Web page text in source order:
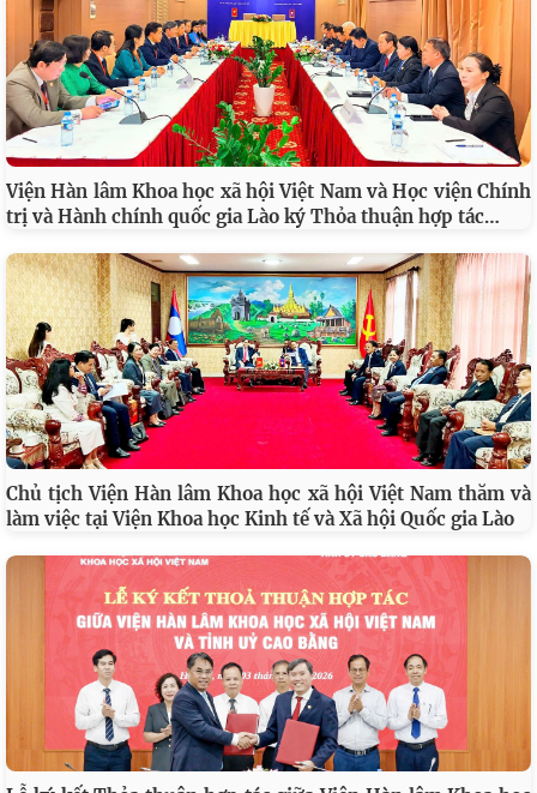
Viện Hàn lâm Khoa học xã hội Việt Nam và Học viện Chính
trị và Hành chính quốc gia Lào ký Thỏa thuận hợp tác…
Chủ tịch Viện Hàn lâm Khoa học xã hội Việt Nam thăm và
làm việc tại Viện Khoa học Kinh tế và Xã hội Quốc gia Lào